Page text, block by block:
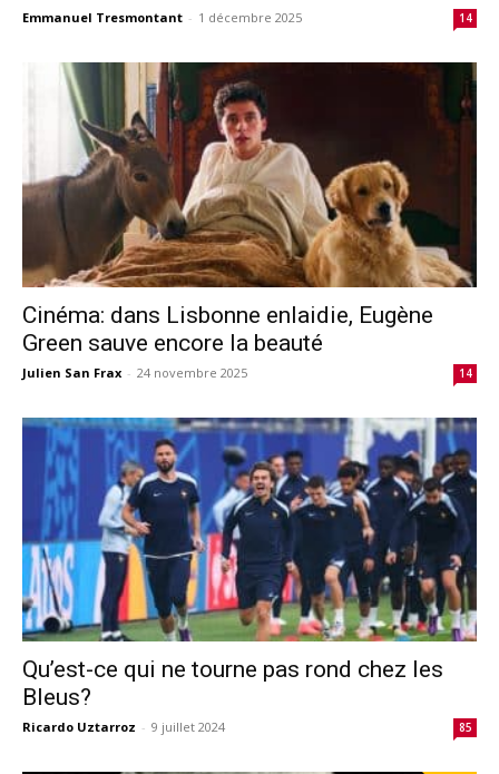
Emmanuel Tresmontant - 1 décembre 2025 14
Cinéma: dans Lisbonne enlaidie, Eugène
Green sauve encore la beauté
Julien San Frax - 24 novembre 2025 14
Qu’est-ce qui ne tourne pas rond chez les
Bleus?
Ricardo Uztarroz - 9 juillet 2024 85